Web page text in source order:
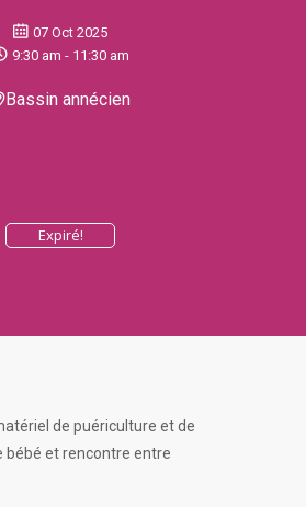
07 Oct 2025
Expiré!
9:30 am - 11:30 am
Bassin annécien
de puériculture et de
bébé et rencontre entre